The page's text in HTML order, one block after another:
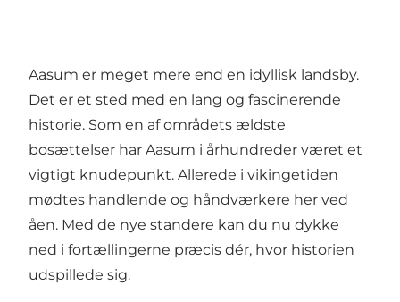
Aasum er meget mere end en idyllisk landsby.
Det er et sted med en lang og fascinerende
historie. Som en af områdets ældste
bosættelser har Aasum i århundreder været et
vigtigt knudepunkt. Allerede i vikingetiden
mødtes handlende og håndværkere her ved
åen. Med de nye standere kan du nu dykke
ned i fortællingerne præcis dér, hvor historien
udspillede sig.